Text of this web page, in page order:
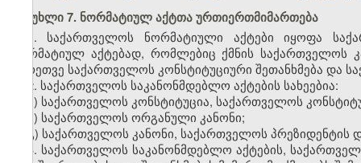
მუხლი 7. ნორმატიულ აქტთა ურთიერთმიმართება
1. საქართველოს ნორმატიული აქტები იყოფა
ნორმატიულ აქტებად, რომლებიც ქმნის საქართველოს
აგრეთვე საქართველოს კონსტიტუციური შეთანხმება
2. საქართველოს საკანონმდებლო აქტების სახეებია:
ა) საქართველოს კონსტიტუცია, საქართველოს
ბ) საქართველოს ორგანული კანონი;
გ) საქართველოს კანონი, საქართველოს
3. საქართველოს საკანონმდებლო აქტების,